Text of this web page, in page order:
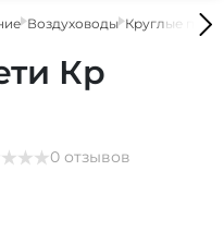
Воздуховоды Круглые
Кр
0 отзывов